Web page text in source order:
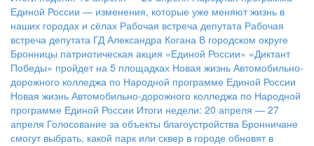
Единой России — изменения, которые уже меняют жизнь в
наших городах и сёлах Рабочая встреча депутата Рабочая
встреча депутата ГД Александра Когана В городском округе
Бронницы патриотическая акция «Единой России» «Диктант
Победы» пройдет на 5 площадках Новая жизнь Автомобильно-
дорожного колледжа по Народной программе Единой России
Новая жизнь Автомобильно-дорожного колледжа по Народной
программе Единой России Итоги недели: 20 апреля — 27
апреля Голосование за объекты благоустройства Бронничане
смогут выбрать, какой парк или сквер в городе обновят в